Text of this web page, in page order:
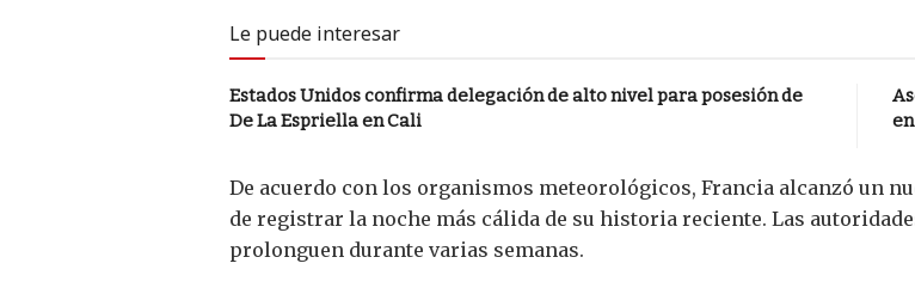
Le puede interesar
Estados Unidos confirma delegación de alto nivel para posesión de
De La Espriella en Cali
De acuerdo con los organismos meteorológicos, Francia alcanzó un
de registrar la noche más cálida de su historia reciente. Las
prolonguen durante varias semanas.